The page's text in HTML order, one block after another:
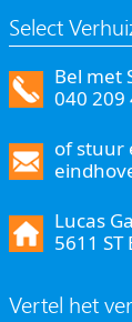
Select
Bel met
040 209
of stuur
Lucas
5611
Vertel het